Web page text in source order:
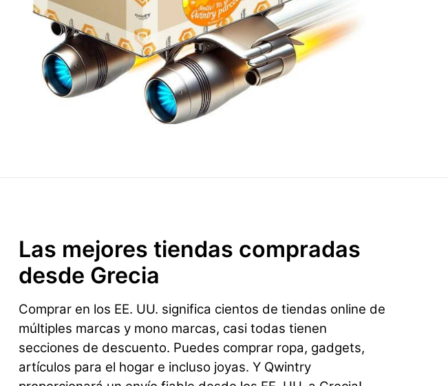
Las mejores tiendas compradas
desde Grecia
Comprar en los EE. UU. significa cientos de tiendas online de
múltiples marcas y mono marcas, casi todas tienen
secciones de descuento. Puedes comprar ropa, gadgets,
artículos para el hogar e incluso joyas. Y Qwintry